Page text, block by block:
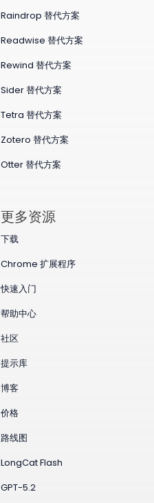
Raindrop 替代方案
Readwise 替代方案
Rewind 替代方案
Sider 替代方案
Tetra 替代方案
Zotero 替代方案
Otter 替代方案
更多资源
下载
Chrome 扩展程序
快速入门
帮助中心
社区
提示库
博客
价格
路线图
LongCat Flash
GPT-5.2